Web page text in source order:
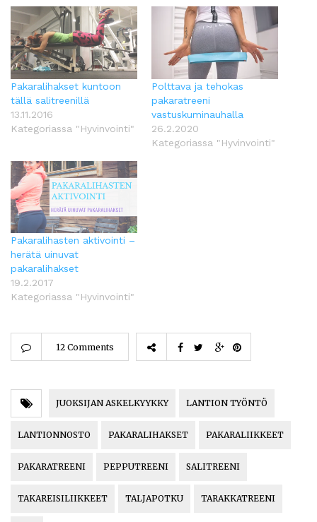
Pakaralihakset kuntoon
tällä salitreenillä
13.11.2016
Kategoriassa "Hyvinvointi"
Polttava ja tehokas
pakaratreeni
vastuskuminauhalla
26.2.2020
Kategoriassa "Hyvinvointi"
Pakaralihasten aktivointi –
herätä uinuvat
pakaralihakset
19.2.2017
Kategoriassa "Hyvinvointi"
12 Comments
JUOKSIJAN ASKELKYYKKY LANTION TYÖNTÖ
LANTIONNOSTO PAKARALIHAKSET PAKARALIIKKEET
PAKARATREENI PEPPUTREENI SALITREENI
TAKAREISILIIKKEET TALJAPOTKU TARAKKATREENI